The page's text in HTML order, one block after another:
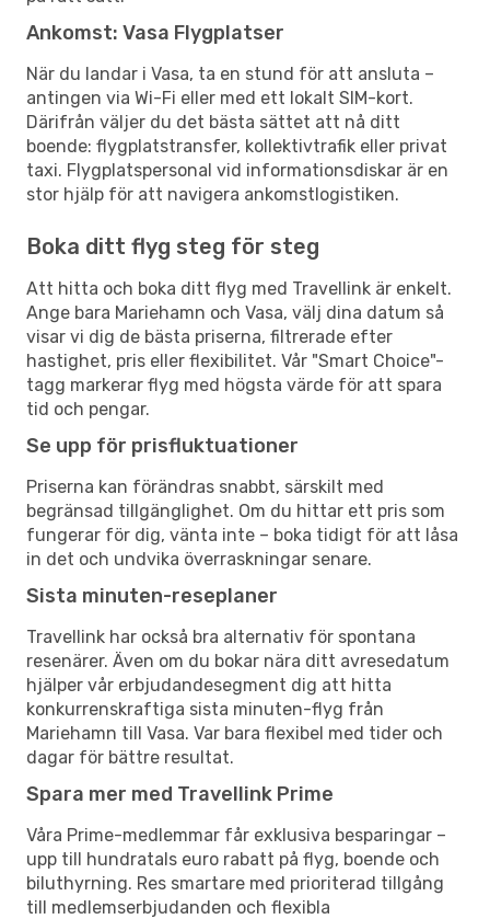
Ankomst: Vasa Flygplatser
När du landar i Vasa, ta en stund för att ansluta –
antingen via Wi-Fi eller med ett lokalt SIM-kort.
Därifrån väljer du det bästa sättet att nå ditt
boende: flygplatstransfer, kollektivtrafik eller privat
taxi. Flygplatspersonal vid informationsdiskar är en
stor hjälp för att navigera ankomstlogistiken.
Boka ditt flyg steg för steg
Att hitta och boka ditt flyg med Travellink är enkelt.
Ange bara Mariehamn och Vasa, välj dina datum så
visar vi dig de bästa priserna, filtrerade efter
hastighet, pris eller flexibilitet. Vår "Smart Choice"-
tagg markerar flyg med högsta värde för att spara
tid och pengar.
Se upp för prisfluktuationer
Priserna kan förändras snabbt, särskilt med
begränsad tillgänglighet. Om du hittar ett pris som
fungerar för dig, vänta inte – boka tidigt för att låsa
in det och undvika överraskningar senare.
Sista minuten-reseplaner
Travellink har också bra alternativ för spontana
resenärer. Även om du bokar nära ditt avresedatum
hjälper vår erbjudandesegment dig att hitta
konkurrenskraftiga sista minuten-flyg från
Mariehamn till Vasa. Var bara flexibel med tider och
dagar för bättre resultat.
Spara mer med Travellink Prime
Våra Prime-medlemmar får exklusiva besparingar –
upp till hundratals euro rabatt på flyg, boende och
biluthyrning. Res smartare med prioriterad tillgång
till medlemserbjudanden och flexibla